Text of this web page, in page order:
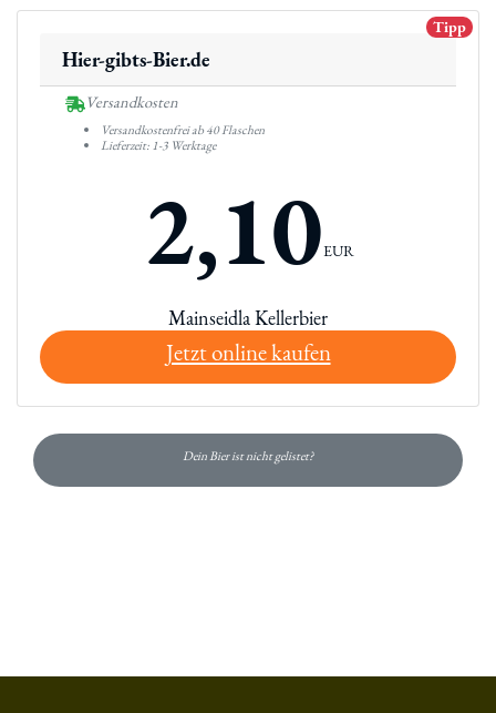
Hier-gibts-Bier.de
Tipp
Versandkosten
Versandkostenfrei ab 40 Flaschen
Lieferzeit: 1-3 Werktage
2,10EUR
Mainseidla Kellerbier
Jetzt online kaufen
Dein Bier ist nicht gelistet?